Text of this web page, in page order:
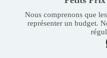
Nous comprenons que
représenter un budget.